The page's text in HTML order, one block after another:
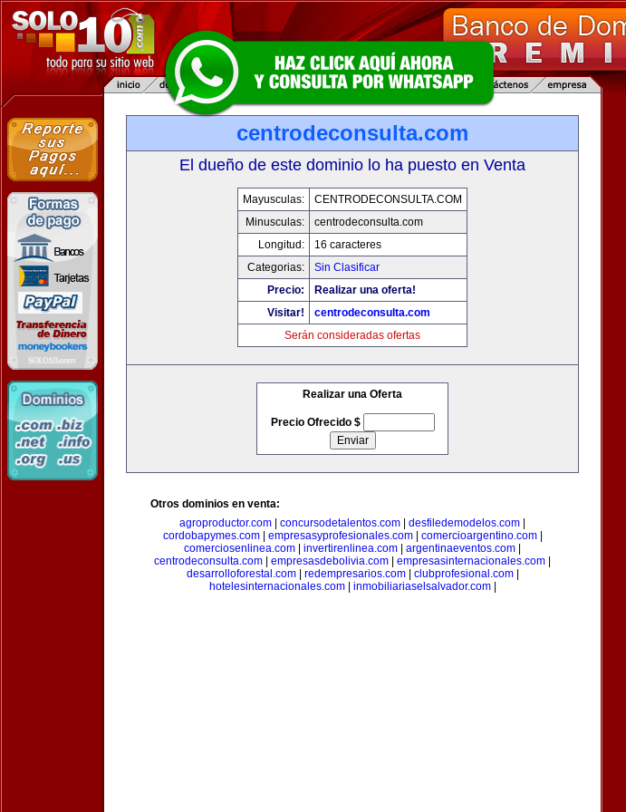
centrodeconsulta.com
El dueño de este dominio lo ha puesto en Venta
Mayusculas:
CENTRODECONSULTA.COM
Minusculas:
centrodeconsulta.com
Longitud:
16 caracteres
Categorias:
Sin Clasificar
Precio:
Realizar una oferta!
Visitar!
centrodeconsulta.com
Serán consideradas ofertas
Realizar una Oferta
Precio Ofrecido $
Otros dominios en venta:
agroproductor.com
concursodetalentos.com desfiledemodelos.com
cordobapymes.com| empresasyprofesionales.com| comercioargentino.com|
comerciosenlinea.com
invertirenlinea.com argentinaeventos.com
centrodeconsulta.com
empresasdebolivia.com empresasinternacionales.com
desarrolloforestal.com| redempresarios.com| clubprofesional.com|
hotelesinternacionales.com| inmobiliariaselsalvador.com|